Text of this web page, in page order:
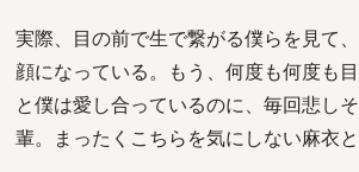
実際、目の前で生で繋がる僕らを見て
顔になっている。もう、何度も何度も
と僕は愛し合っているのに、毎回悲し
輩。まったくこちらを気にしない麻衣と